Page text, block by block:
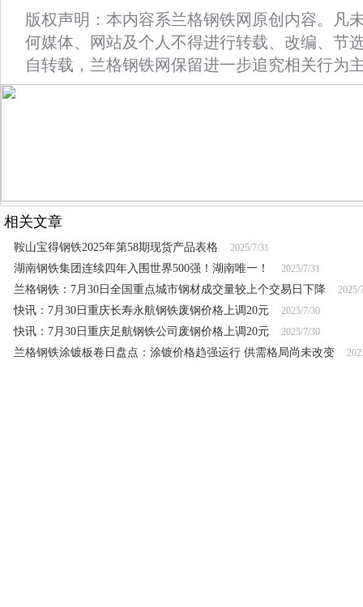
版权声明：本内容系兰格钢铁网原创内容。凡
何媒体、网站及个人不得进行转载、改编、节
自转载，兰格钢铁网保留进一步追究相关行为
相关文章
鞍山宝得钢铁2025年第58期现货产品表格 2025/7/31
湖南钢铁集团连续四年入围世界500强！湖南唯一！ 2025/7/31
兰格钢铁：7月30日全国重点城市钢材成交量较上个交易日下降 2025/
快讯：7月30日重庆长寿永航钢铁废钢价格上调20元 2025/7/30
快讯：7月30日重庆足航钢铁公司废钢价格上调20元 2025/7/30
兰格钢铁涂镀板卷日盘点：涂镀价格趋强运行 供需格局尚未改变